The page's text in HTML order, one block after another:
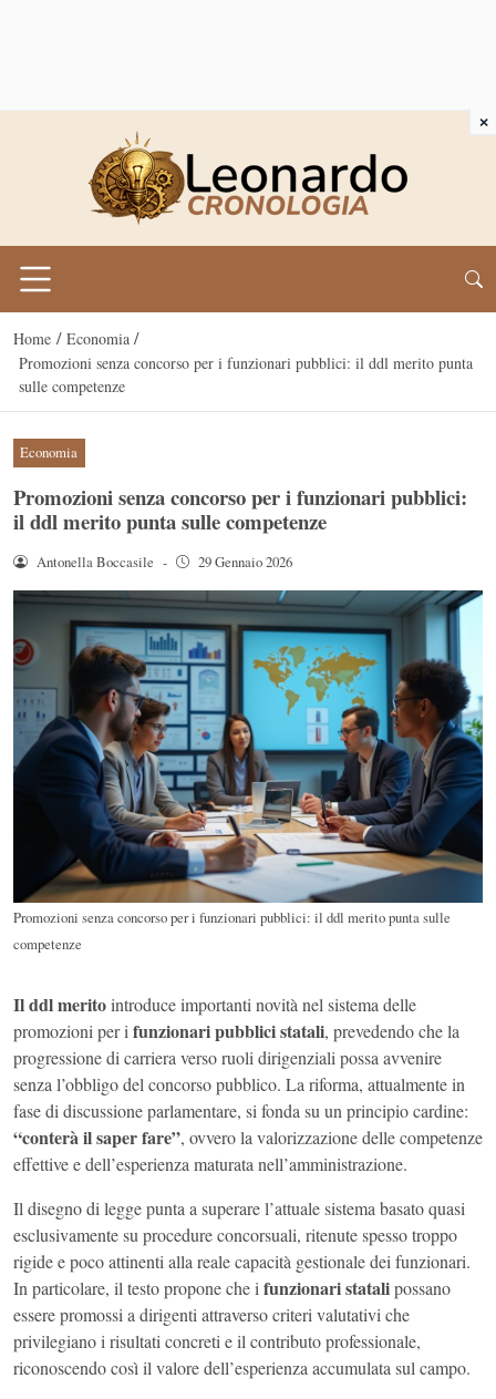
Home / Economia /
Promozioni senza concorso per i funzionari pubblici: il ddl merito punta
sulle competenze
Economia
Promozioni senza concorso per i funzionari pubblici:
il ddl merito punta sulle competenze
Antonella Boccasile - 29 Gennaio 2026
Promozioni senza concorso per i funzionari pubblici: il ddl merito punta sulle
competenze
Il ddl meritointroduce importanti novità nel sistema delle
promozioni per ifunzionari pubblici statali, prevedendo che la
progressione di carriera verso ruoli dirigenziali possa avvenire
senza l’obbligo del concorso pubblico. La riforma, attualmente in
fase di discussione parlamentare, si fonda su un principio cardine:
“conterà il saper fare”, ovvero la valorizzazione delle competenze
effettive e dell’esperienza maturata nell’amministrazione.
Il disegno di legge punta a superare l’attuale sistema basato quasi
esclusivamente su procedure concorsuali, ritenute spesso troppo
rigide e poco attinenti alla reale capacità gestionale dei funzionari.
In particolare, il testo propone che ifunzionari statalipossano
essere promossi a dirigenti attraverso criteri valutativi che
privilegiano i risultati concreti e il contributo professionale,
riconoscendo così il valore dell’esperienza accumulata sul campo.
×